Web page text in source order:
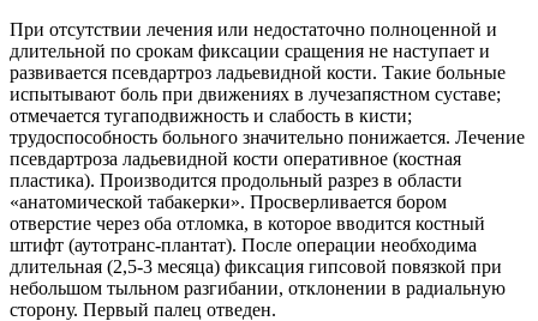
При отсутствии лечения или недостаточно полноценной и
длительной по срокам фиксации сращения не наступает и
развивается псевдартроз ладьевидной кости. Такие больные
испытывают боль при движениях в лучезапястном суставе;
отмечается тугаподвижность и слабость в кисти;
трудоспособность больного значительно понижается. Лечение
псевдартроза ладьевидной кости оперативное (костная
пластика). Производится продольный разрез в области
«анатомической табакерки». Просверливается бором
отверстие через оба отломка, в которое вводится костный
штифт (аутотранс-плантат). После операции необходима
длительная (2,5-3 месяца) фиксация гипсовой повязкой при
небольшом тыльном разгибании, отклонении в радиальную
сторону. Первый палец отведен.